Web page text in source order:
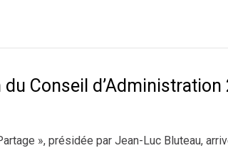
du Conseil
», présidée par Jean-Luc Bluteau,